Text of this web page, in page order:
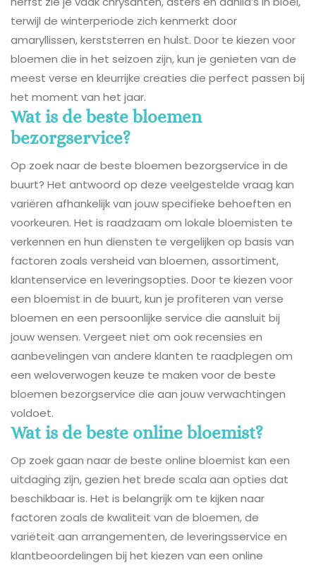
terwijl de winterperiode zich kenmerkt door
amaryllissen, kerststerren en hulst. Door te kiezen voor
bloemen die in het seizoen zijn, kun je genieten van de
meest verse en kleurrijke creaties die perfect passen bij
het moment van het jaar.
Wat is de beste bloemen
bezorgservice?
Op zoek naar de beste bloemen bezorgservice in de
buurt? Het antwoord op deze veelgestelde vraag kan
variëren afhankelijk van jouw specifieke behoeften en
voorkeuren. Het is raadzaam om lokale bloemisten te
verkennen en hun diensten te vergelijken op basis van
factoren zoals versheid van bloemen, assortiment,
klantenservice en leveringsopties. Door te kiezen voor
een bloemist in de buurt, kun je profiteren van verse
bloemen en een persoonlijke service die aansluit bij
jouw wensen. Vergeet niet om ook recensies en
aanbevelingen van andere klanten te raadplegen om
een weloverwogen keuze te maken voor de beste
bloemen bezorgservice die aan jouw verwachtingen
voldoet.
Wat is de beste online bloemist?
Op zoek gaan naar de beste online bloemist kan een
uitdaging zijn, gezien het brede scala aan opties dat
beschikbaar is. Het is belangrijk om te kijken naar
factoren zoals de kwaliteit van de bloemen, de
variëteit aan arrangementen, de leveringsservice en
klantbeoordelingen bij het kiezen van een online